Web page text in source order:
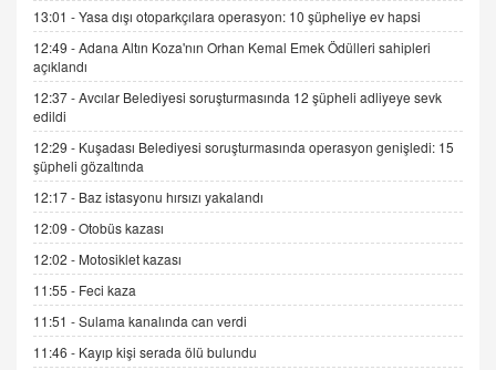
İNCİ GÜL AKÖL
06.07.2026 13:00
ADEM AKÖL
Esed Destekçilerinin Yüzüne Vurulan Şamar:
Sednaya
11.12.2024 12:30
DR. EKREM ASLAN
Gerçek Ne, Algı Ne? "Beraber Yürüyoruz"
Cümlesinin Peşinden
19.07.2025 12:45
13:01 -Yasa dışı otoparkçılara operasyon: 10 şüpheliye ev hapsi
12:49 -Adana Altın Koza'nın Orhan Kemal Emek Ödülleri sahipleri
açıklandı
12:37 -Avcılar Belediyesi soruşturmasında 12 şüpheli adliyeye sevk
edildi
12:29 - Kuşadası Belediyesi soruşturmasında operasyon genişledi: 15
şüpheli gözaltında
12:17 - Baz istasyonu hırsızı yakalandı
12:09 -Otobüs kazası
12:02 - Motosiklet kazası
11:55 - Feci kaza
11:51 -Sulama kanalında can verdi
11:46 - Kayıp kişi serada ölü bulundu